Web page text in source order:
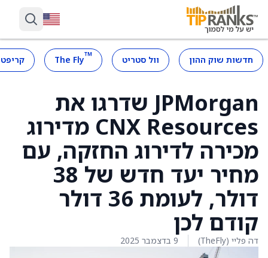
חדשות שוק ההון וול סטריט ™
The Fly
JPMorgan שדרגו את
CNX Resources מדירוג
מכירה לדירוג החזקה, עם
מחיר יעד חדש של 38
דולר, לעומת 36 דולר
קודם לכן
דה פליי (TheFly) 9 בדצמבר 2025